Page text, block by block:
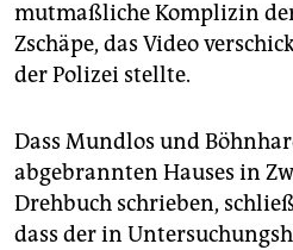
mutmaßliche Komplizin
Zschäpe, das Video
der Polizei stellte.
Dass Mundlos und
abgebrannten Hauses in
Drehbuch schrieben,
dass der in